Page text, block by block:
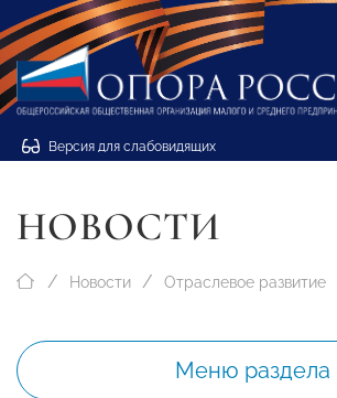
Версия для слабовидящих
НОВОСТИ
Новости Отраслевое развитие
Меню раздела